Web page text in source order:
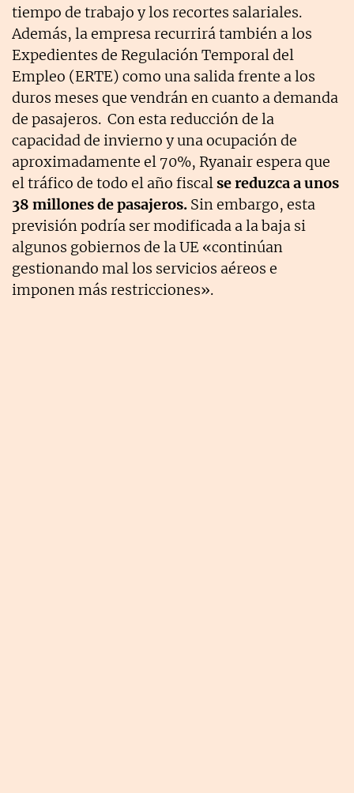
tiempo de trabajo y los recortes salariales.
Además, la empresa recurrirá también a los
Expedientes de Regulación Temporal del
Empleo (ERTE) como una salida frente a los
duros meses que vendrán en cuanto a demanda
de pasajeros. Con esta reducción de la
capacidad de invierno y una ocupación de
aproximadamente el 70%, Ryanair espera que
el tráfico de todo el año fiscalse reduzca a unos
38 millones de pasajeros. Sin embargo, esta
previsión podría ser modificada a la baja si
algunos gobiernos de la UE «continúan
gestionando mal los servicios aéreos e
imponen más restricciones».